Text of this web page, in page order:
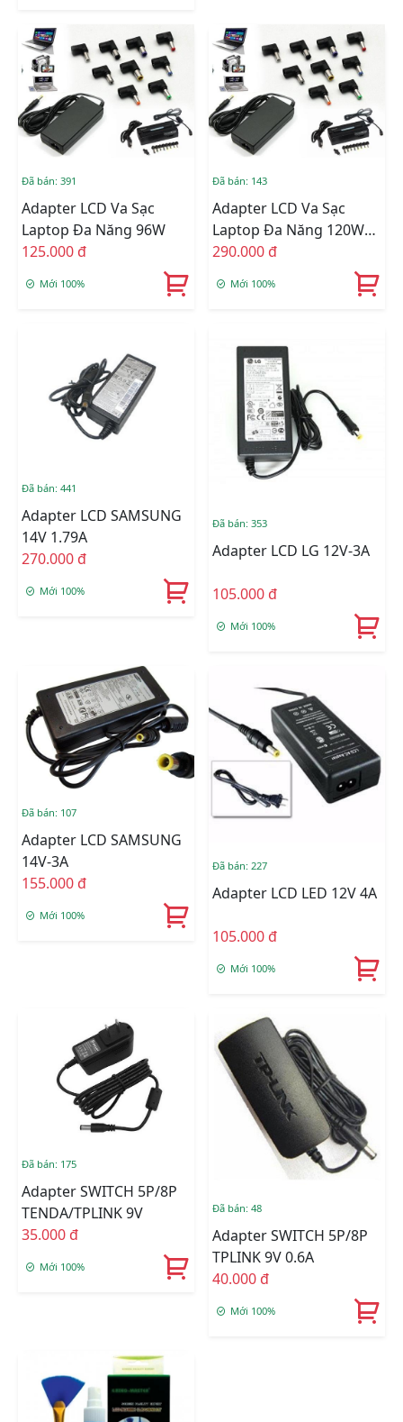
Đã bán: 391
Adapter LCD Va Sạc
Laptop Đa Năng 96W
125.000 đ
Mới 100%
Đã bán: 143
Adapter LCD Va Sạc
Laptop Đa Năng 120W
505A
290.000 đ
Mới 100%
Đã bán: 441
Adapter LCD SAMSUNG
14V 1.79A
270.000 đ
Mới 100%
Đã bán: 353
Adapter LCD LG 12V-3A
105.000 đ
Mới 100%
Đã bán: 107
Adapter LCD SAMSUNG
14V-3A
155.000 đ
Mới 100%
Đã bán: 227
Adapter LCD LED 12V 4A
105.000 đ
Mới 100%
Đã bán: 175
Adapter SWITCH 5P/8P
TENDA/TPLINK 9V
35.000 đ
Mới 100%
Đã bán: 48
Adapter SWITCH 5P/8P
TPLINK 9V 0.6A
40.000 đ
Mới 100%